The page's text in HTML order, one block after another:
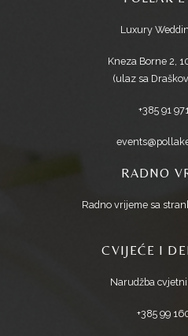
Luxury
Kneza Borne 2,
(ulaz sa
+385 91
RADNO
Radno vrijeme sa
CVIJEĆE I
Narudžba
+385 99